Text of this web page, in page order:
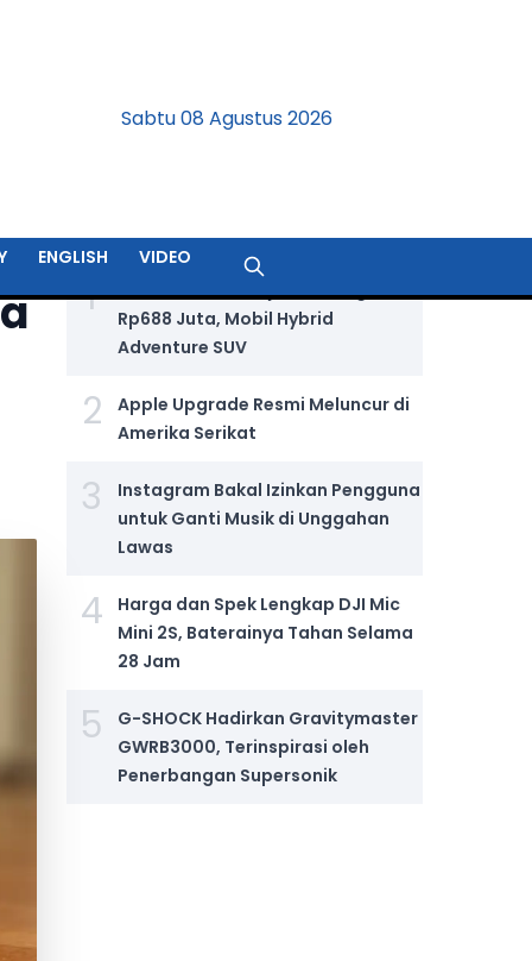
Sabtu 08 Agustus 2026
ENGLISH VIDEO
1
Jetour T2 i-DM Dijual Seharga
Rp688 Juta, Mobil Hybrid
Adventure SUV
2
Apple Upgrade Resmi Meluncur di
Amerika Serikat
3
Instagram Bakal Izinkan Pengguna
untuk Ganti Musik di Unggahan
Lawas
4
Harga dan Spek Lengkap DJI Mic
Mini 2S, Baterainya Tahan Selama
28 Jam
5
G-SHOCK Hadirkan Gravitymaster
GWRB3000, Terinspirasi oleh
Penerbangan Supersonik